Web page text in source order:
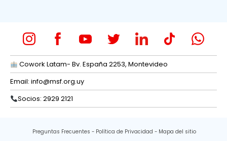
Cowork Latam- Bv. España 2253, Montevideo
Email: info@msf.org.uy
Socios: 2929 2121
Preguntas Frecuentes Política de Privacidad Mapa del sitio